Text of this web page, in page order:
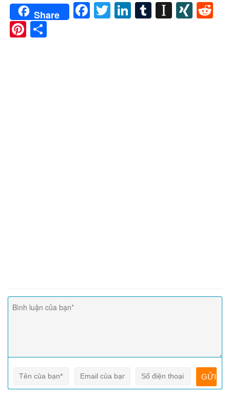
Share Facebook
TwitterLinkedIn
Tumblr
Pinterest